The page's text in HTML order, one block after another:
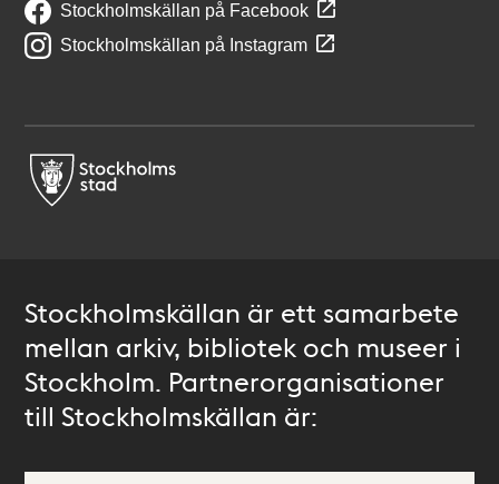
Stockholmskällan på Facebook
Stockholmskällan på Instagram
Stockholmskällan är ett samarbete
mellan arkiv, bibliotek och museer i
Stockholm. Partnerorganisationer
till Stockholmskällan är: